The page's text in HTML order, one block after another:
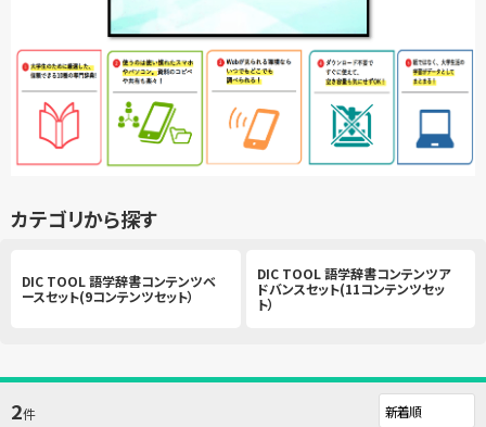
カテゴリから探す
DIC TOOL 語学辞書コンテンツベ
ースセット(9コンテンツセット）
DIC TOOL 語学辞書コンテンツア
ドバンスセット(11コンテンツセッ
ト）
2件